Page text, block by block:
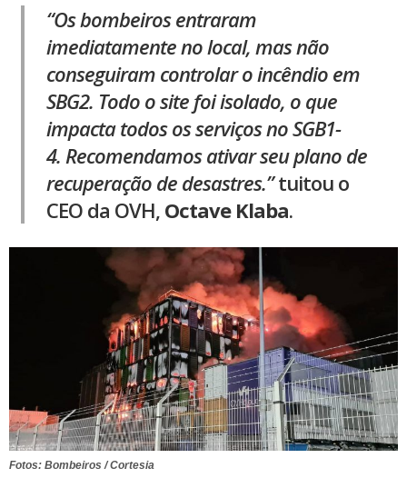
“Os bombeiros entraram
imediatamente no local, mas não
conseguiram controlar o incêndio em
SBG2. Todo o site foi isolado, o que
impacta todos os serviços no SGB1-
4. Recomendamos ativar seu plano de
recuperação de desastres.”tuitou o
CEO da OVH, Octave Klaba.
Fotos: Bombeiros / Cortesia